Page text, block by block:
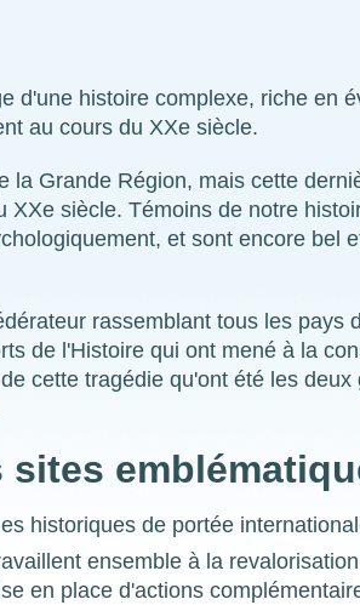
d'une histoire complexe, riche en
au cours du XXe siècle.
la Grande Région, mais cette
siècle. Témoins de notre
et sont encore bel
rassemblant tous les pays
de l'Histoire qui ont mené à la
cette tragédie qu'ont été les
historiques de portée
ensemble à la
en place d'actions